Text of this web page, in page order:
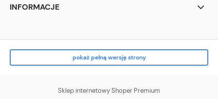
INFORMACJE
pokaż pełną wersję strony
Sklep internetowy Shoper Premium